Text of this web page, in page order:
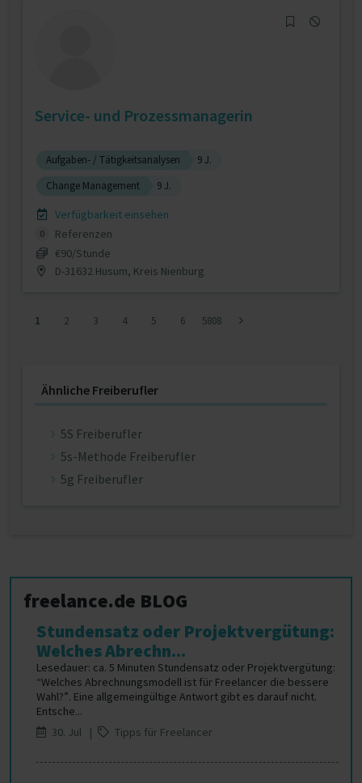
Service- und Prozessmanagerin
Aufgaben- / Tätigkeitsanalysen
9 J.
Change Management
9 J.
Verfügbarkeit einsehen
0
Referenzen
€90/Stunde
D-31632 Husum, Kreis Nienburg
1 2 3 4 5 6 5808
Ähnliche Freiberufler
5S Freiberufler
5s-Methode Freiberufler
5g Freiberufler
freelance.de BLOG
Stundensatz oder Projektvergütung:
Welches Abrechn...
Lesedauer: ca. 5 Minuten Stundensatz oder Projektvergütung:
“Welches Abrechnungsmodell ist für Freelancer die bessere
Wahl?”. Eine allgemeingültige Antwort gibt es darauf nicht.
Entsche...
30. Jul |
Tipps für Freelancer